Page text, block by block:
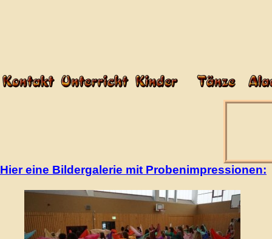
Hier eine Bildergalerie mit Probenimpressionen: